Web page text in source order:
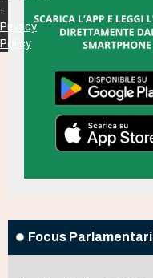
Focus Parlamentari
-
Privacy
Policy